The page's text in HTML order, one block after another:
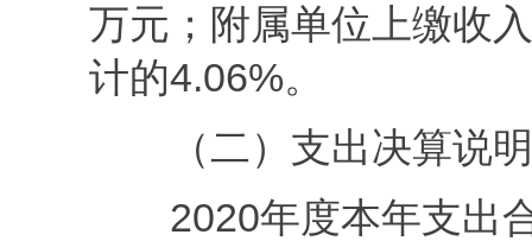
万元；附属单位上缴收
计的4.06%。
（二） 支出决算说明
2020年度本年支出